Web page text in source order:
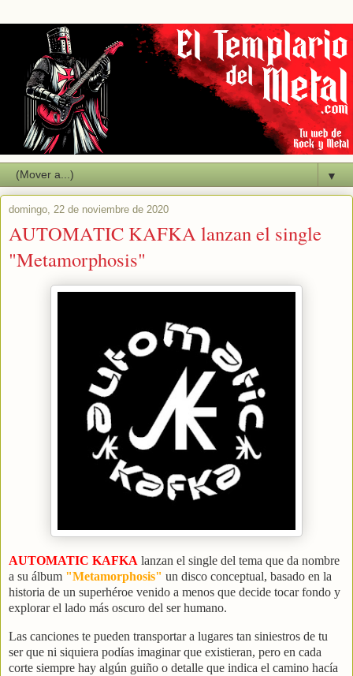
▼
domingo, 22 de noviembre de 2020
AUTOMATIC KAFKA lanzan el single
"Metamorphosis"
AUTOMATIC KAFKA lanzan el single del tema que da nombre
a su álbum "Metamorphosis" un disco conceptual, basado en la
historia de un superhéroe venido a menos que decide tocar fondo y
explorar el lado más oscuro del ser humano.
Las canciones te pueden transportar a lugares tan siniestros de tu
ser que ni siquiera podías imaginar que existieran, pero en cada
corte siempre hay algún guiño o detalle que indica el camino hacía